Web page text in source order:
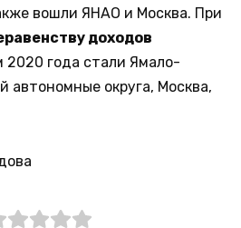
вошли ЯНАО и Москва. При
доходов
2020 года стали Ямало-
автономные округа, Москва,